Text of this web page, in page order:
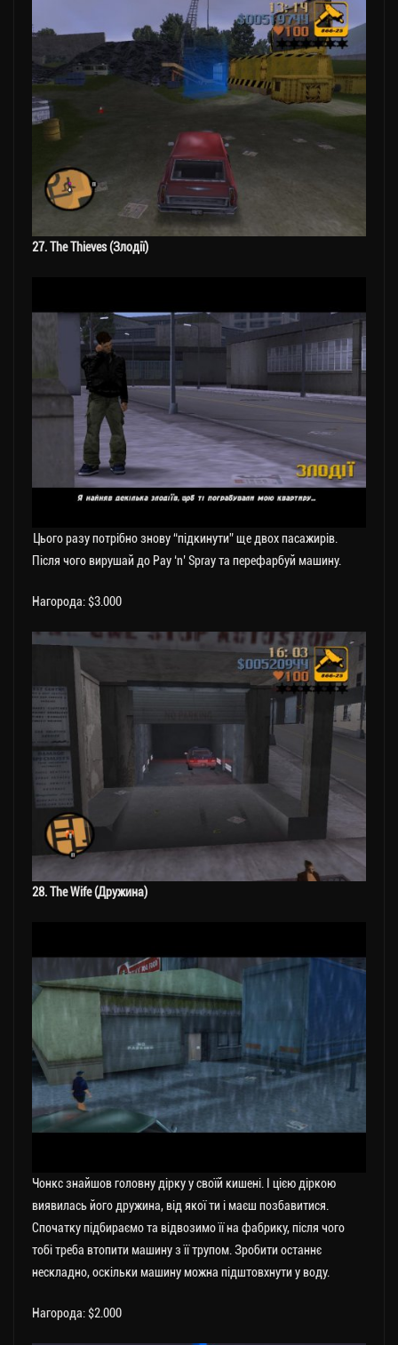
27. The Thieves (Злодії)
Цього разу потрібно знову “підкинути” ще двох пасажирів.
Після чого вирушай до Pay ‘n’ Spray та перефарбуй машину.
Нагорода: $3.000
28. The Wife (Дружина)
Чонкс знайшов головну дірку у своїй кишені. І цією діркою
виявилась його дружина, від якої ти і маєш позбавитися.
Спочатку підбираємо та відвозимо її на фабрику, після чого
тобі треба втопити машину з її трупом. Зробити останнє
нескладно, оскільки машину можна підштовхнути у воду.
Нагорода: $2.000